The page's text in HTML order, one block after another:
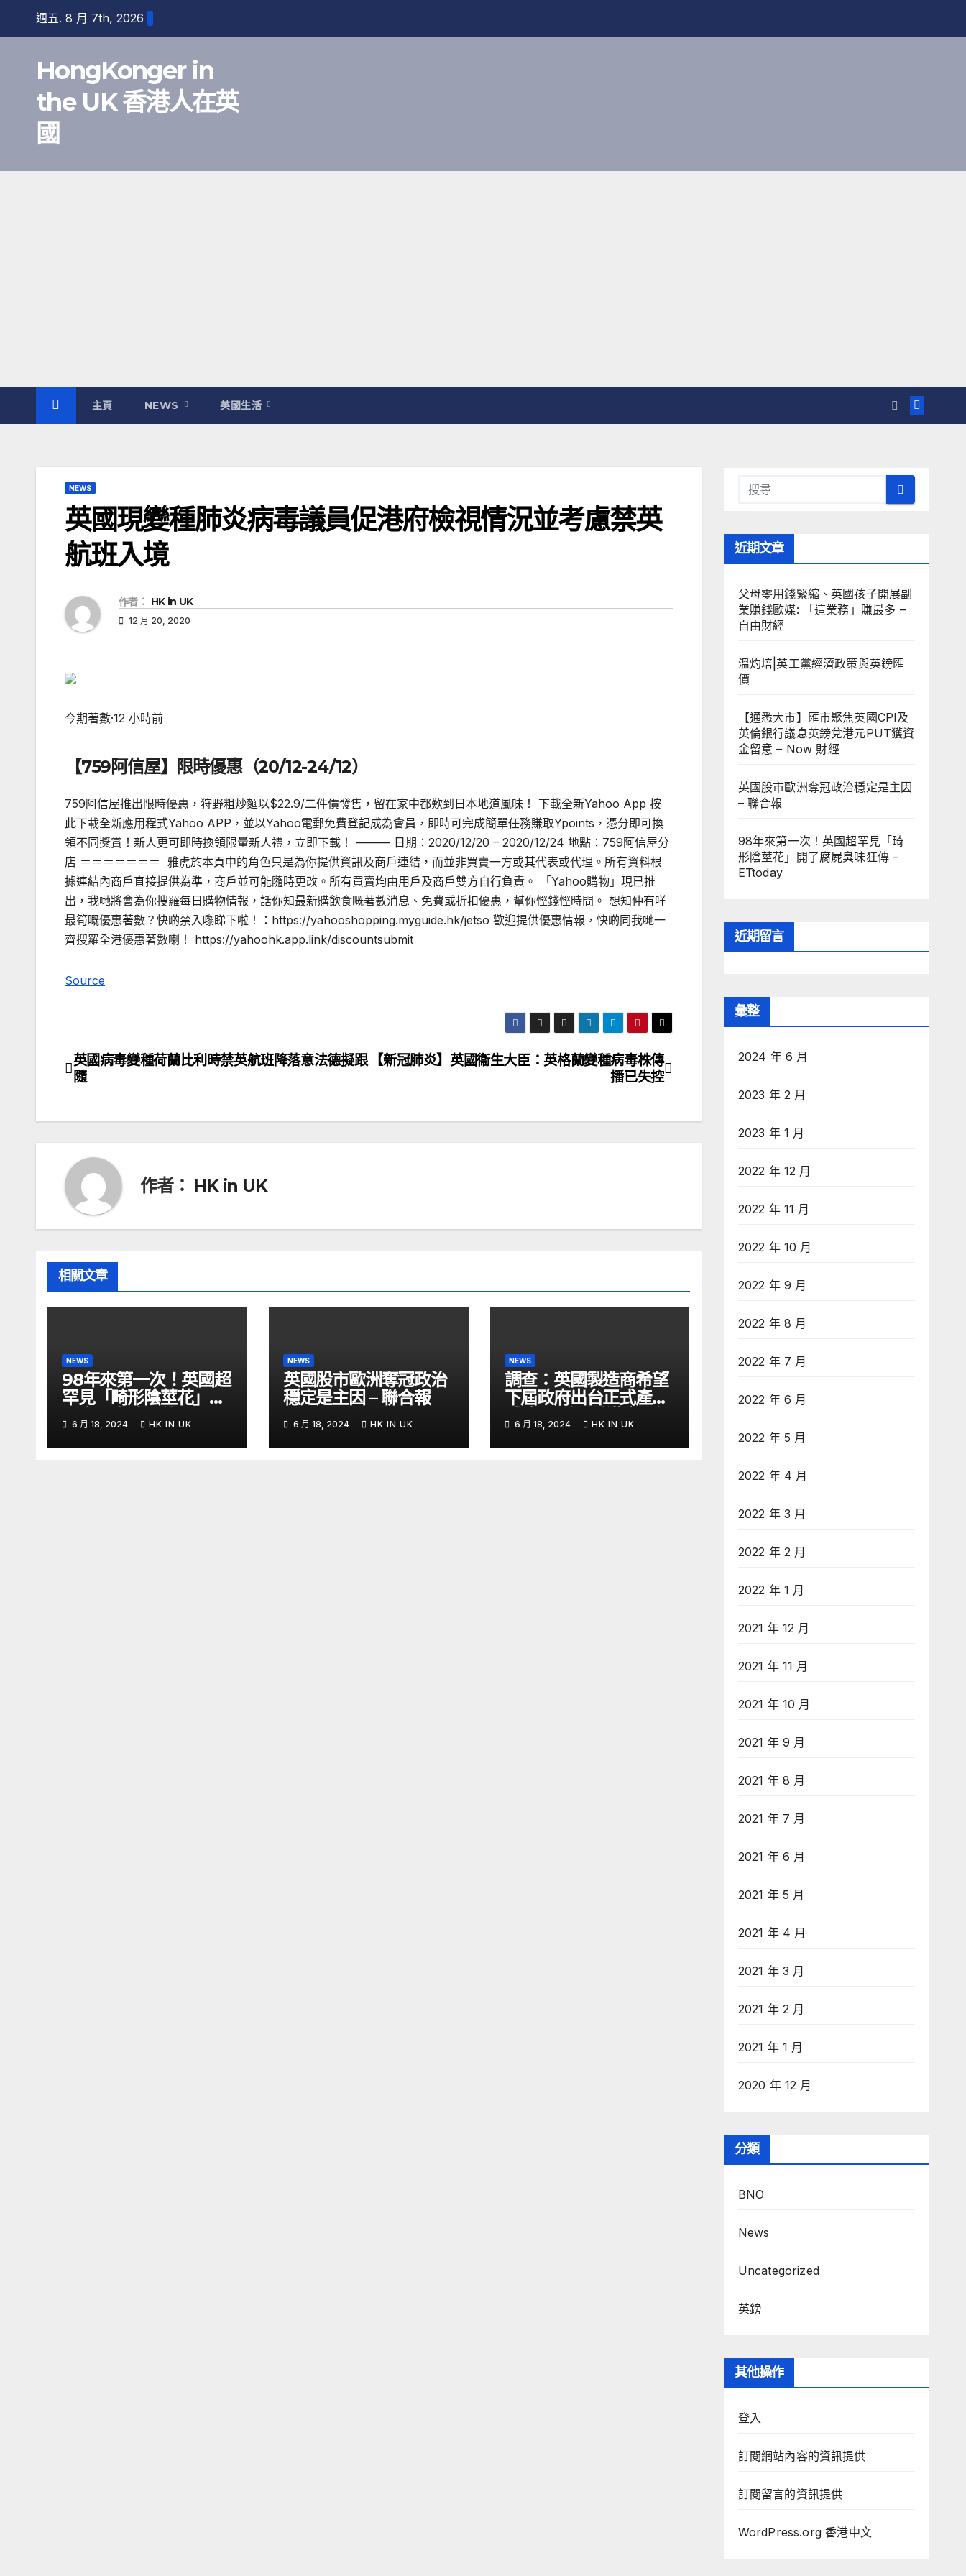
週五. 8 月 7th, 2026
HongKonger in
the UK 香港人在英
國
主頁 NEWS 英國生活
NEWS
英國現變種肺炎病毒議員促港府檢視情況並考慮禁英
航班入境
作者： HK in UK
12 月 20, 2020
今期著數·12 小時前
【759阿信屋】限時優惠（20/12-24/12）
759阿信屋推出限時優惠，狩野粗炒麵以$22.9/二件價發售，留在家中都歎到日本地道風味！ 下載全新Yahoo App 按
此下載全新應用程式Yahoo APP，並以Yahoo電郵免費登記成為會員，即時可完成簡單任務賺取Ypoints，憑分即可換
領不同獎賞！新人更可即時換領限量新人禮，立即下載！ ——— 日期：2020/12/20 – 2020/12/24 地點：759阿信屋分
店 ＝＝＝＝＝＝＝ 雅虎於本頁中的角色只是為你提供資訊及商戶連結，而並非買賣一方或其代表或代理。所有資料根
據連結內商戶直接提供為準，商戶並可能隨時更改。所有買賣均由用戶及商戶雙方自行負責。 「Yahoo購物」現已推
出，我哋將會為你搜羅每日購物情報，話你知最新購飲食嘅著數消息、免費或折扣優惠，幫你慳錢慳時間。 想知仲有咩
最筍嘅優惠著數？快啲禁入嚟睇下啦！：https://yahooshopping.myguide.hk/jetso 歡迎提供優惠情報，快啲同我哋一
齊搜羅全港優惠著數喇！ https://yahoohk.app.link/discountsubmit
Source
文
導
覽
【新冠肺炎】英國衞生大臣：英格蘭變種病毒株傳
播已失控
英國病毒變種荷蘭比利時禁英航班降落意法德擬跟
隨
作者： HK in UK
相關文章
NEWS
98年來第一次！英國超
罕見「畸形陰莖花」開
了腐屍臭味狂傳 –
ETtoday
6 月 18, 2024 HK IN UK
NEWS
英國股市歐洲奪冠政治
穩定是主因 – 聯合報
6 月 18, 2024 HK IN UK
NEWS
調查：英國製造商希望
下屆政府出台正式產業
戰略- 國際- 香港文匯網
– 文匯報
6 月 18, 2024 HK IN UK
近期文章
父母零用錢緊縮、英國孩子開展副
業賺錢歐媒: 「這業務」賺最多 –
自由財經
溫灼培|英工黨經濟政策與英鎊匯
價
【通悉大市】匯市聚焦英國CPI及
英倫銀行議息英鎊兌港元PUT獲資
金留意 – Now 財經
英國股市歐洲奪冠政治穩定是主因
– 聯合報
98年來第一次！英國超罕見「畸
形陰莖花」開了腐屍臭味狂傳 –
ETtoday
近期留言
彙整
2024 年 6 月
2023 年 2 月
2023 年 1 月
2022 年 12 月
2022 年 11 月
2022 年 10 月
2022 年 9 月
2022 年 8 月
2022 年 7 月
2022 年 6 月
2022 年 5 月
2022 年 4 月
2022 年 3 月
2022 年 2 月
2022 年 1 月
2021 年 12 月
2021 年 11 月
2021 年 10 月
2021 年 9 月
2021 年 8 月
2021 年 7 月
2021 年 6 月
2021 年 5 月
2021 年 4 月
2021 年 3 月
2021 年 2 月
2021 年 1 月
2020 年 12 月
分類
BNO
News
Uncategorized
英鎊
其他操作
登入
訂閱網站內容的資訊提供
訂閱留言的資訊提供
WordPress.org 香港中文